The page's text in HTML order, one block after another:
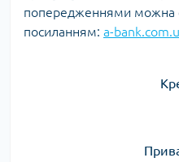
попередженнями можна
посиланням: a-